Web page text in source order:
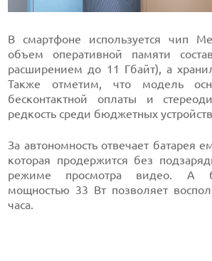
В смартфоне используется чип
объем оперативной памяти
расширением до 11 Гбайт), а
Также отметим, что модель
бесконтактной оплаты и
редкость среди бюджетных
За автономность отвечает батарея
которая продержится без
режиме просмотра видео. А
мощностью 33 Вт позволяет
часа.